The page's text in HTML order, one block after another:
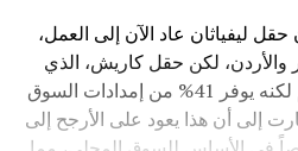
ليفياثان عاد الآن إلى العمل،
والأردن، لكن حقل كاريش، الذي
يعتبر الثالث من حيث الحجم لكنه يوفر 41% من إمدادات السوق
إلى أن هذا يعود على الأرجح إلى